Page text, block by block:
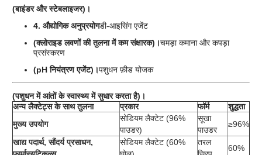
(बाइंडर और स्टेबलाइजर)।
4. औद्योगिक अनुप्रयोगडी-आइसिंग एजेंट
(क्लोराइड लवणों की तुलना में कम संक्षारक)।चमड़ा कमाना और कपड़ा
प्रसंस्करण
(pH नियंत्रण एजेंट)।पशुधन फ़ीड योजक
(पशुधन में आंतों के स्वास्थ्य में सुधार करता है)।
अन्य लैक्टेट्स के साथ तुलना
प्रकार फॉर्म
शुद्धता
मुख्य उपयोग
सोडियम लैक्टेट (96%
पाउडर)
सूखा
पाउडर
≥96%
खाद्य पदार्थ, सौंदर्य प्रसाधन,
सोडियम लैक्टेट (60%
तरल
60%